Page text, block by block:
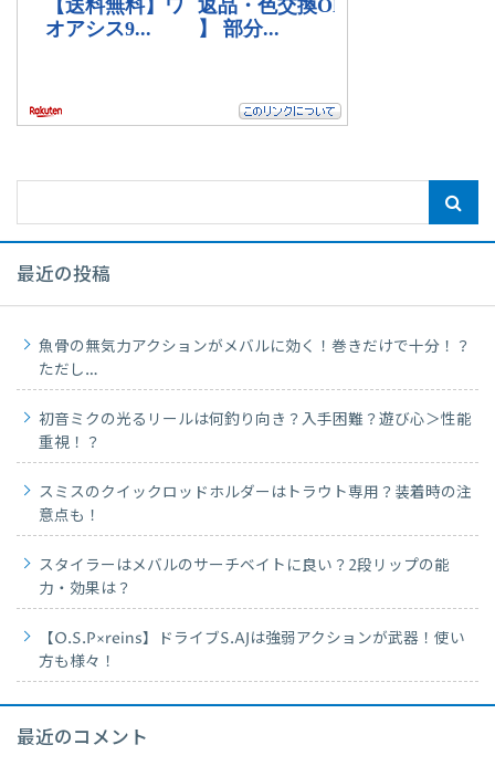
最近の投稿
魚骨の無気力アクションがメバルに効く！巻きだけで十分！？
ただし…
初音ミクの光るリールは何釣り向き？入手困難？遊び心＞性能
重視！？
スミスのクイックロッドホルダーはトラウト専用？装着時の注
意点も！
スタイラーはメバルのサーチベイトに良い？2段リップの能
力・効果は？
【O.S.P×reins】ドライブS.AJは強弱アクションが武器！使い
方も様々！
最近のコメント